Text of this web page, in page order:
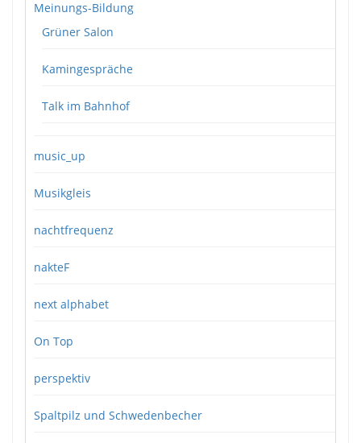
Meinungs-Bildung
Grüner Salon
Kamingespräche
Talk im Bahnhof
music_up
Musikgleis
nachtfrequenz
nakteF
next alphabet
On Top
perspektiv
Spaltpilz und Schwedenbecher